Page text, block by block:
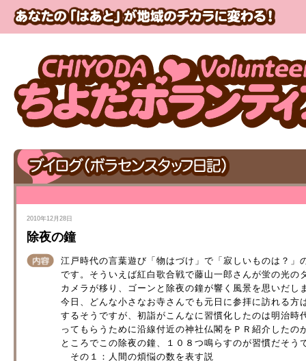
2010年12月28日
除夜の鐘
江戸時代の言葉遊び「物はづけ」で「寂しいものは？
です。そういえば紅白歌合戦で藤山一郎さんが蛍の光
カメラが移り、ゴーンと除夜の鐘が響く風景を思いだし
今日、どんな小さなお寺さんでも元日に参拝に訪れる
するそうですが、初詣がこんなに習慣化したのは明治
ってもらうために沿線付近の神社仏閣をＰＲ紹介したの
ところでこの除夜の鐘、１０８つ鳴らすのが習慣だそ
その１：人間の煩悩の数を表す説